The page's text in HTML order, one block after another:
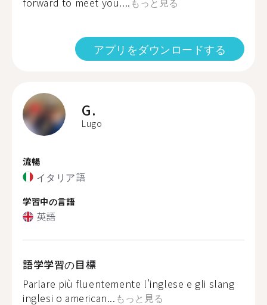
アプリをダウンロードする
G.
Lugo
流暢
イタリア語
学習中の言語
英語
語学学習の目標
Parlare più fluentemente l’inglese e gli slang
inglesi o american... もっと見る